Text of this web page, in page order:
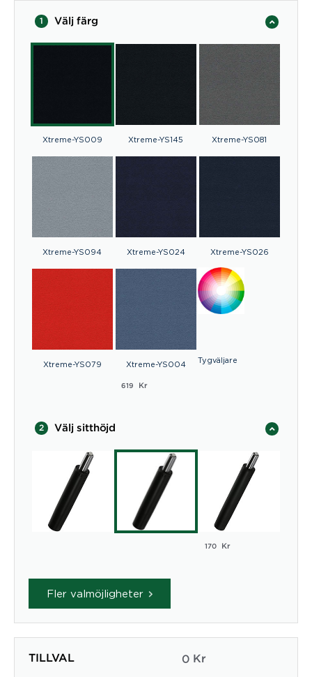
1 Välj färg
Xtreme-YS009 Xtreme-YS145 Xtreme-YS081
Xtreme-YS094 Xtreme-YS024 Xtreme-YS026
Xtreme-YS079 Xtreme-YS004
619 Kr
Tygväljare
2 Välj sitthöjd
170 Kr
Fler valmöjligheter
TILLVAL 0 Kr